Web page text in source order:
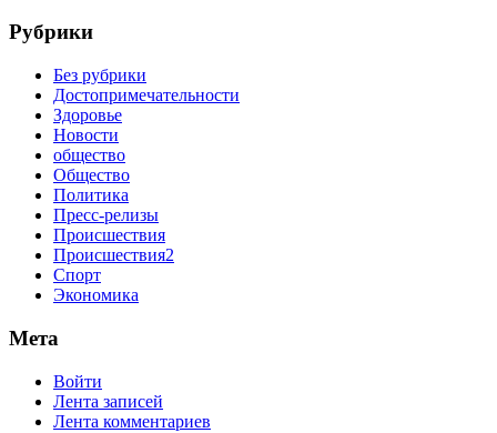
Рубрики
Без рубрики
Достопримечательности
Здоровье
Новости
общество
Общество
Политика
Пресс-релизы
Происшествия
Происшествия2
Спорт
Экономика
Мета
Войти
Лента записей
Лента комментариев